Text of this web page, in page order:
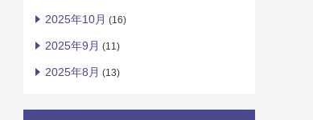
2025年10月 (16)
2025年9月 (11)
2025年8月 (13)